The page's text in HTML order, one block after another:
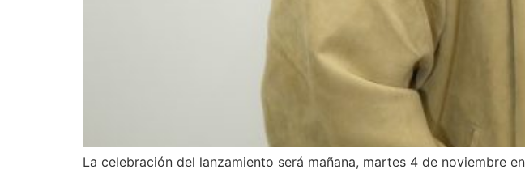
La celebración del lanzamiento será mañana, martes 4 de noviembre